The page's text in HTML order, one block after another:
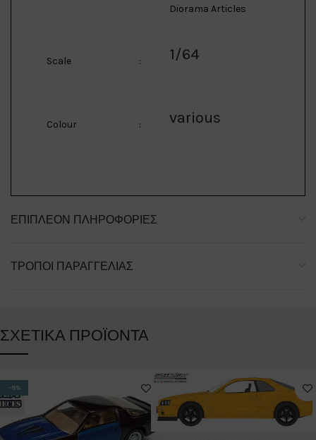
Diorama Articles
Scale : 1/64
Colour : various
ΕΠΙΠΛΈΟΝ ΠΛΗΡΟΦΟΡΊΕΣ
ΤΡΌΠΟΙ ΠΑΡΑΓΓΕΛΊΑΣ
ΣΧΕΤΙΚΆ ΠΡΟΪΌΝΤΑ
-9%